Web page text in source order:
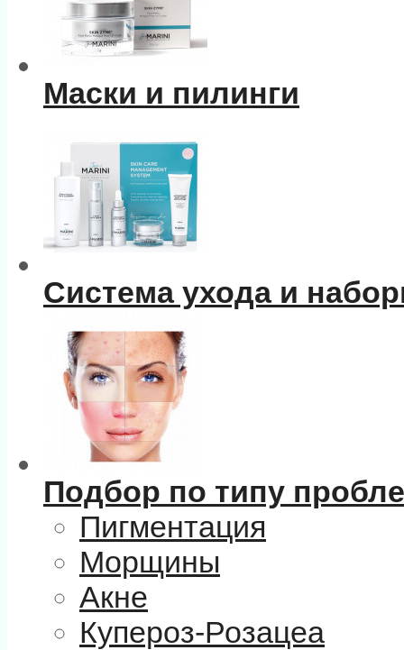
Маски и пилинги
Система ухода и
Подбор по типу
Пигментация
Морщины
Акне
Купероз-Розацеа